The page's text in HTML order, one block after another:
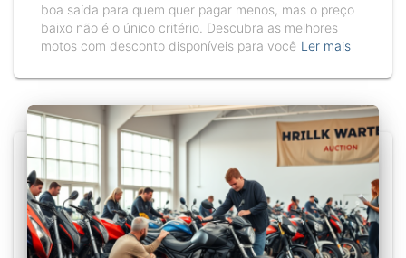
boa saída para quem quer pagar menos, mas o preço
baixo não é o único critério. Descubra as melhores
motos com desconto disponíveis para você Ler mais